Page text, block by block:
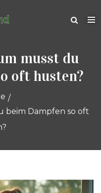
musst du
oft husten?
beim Dampfen so oft